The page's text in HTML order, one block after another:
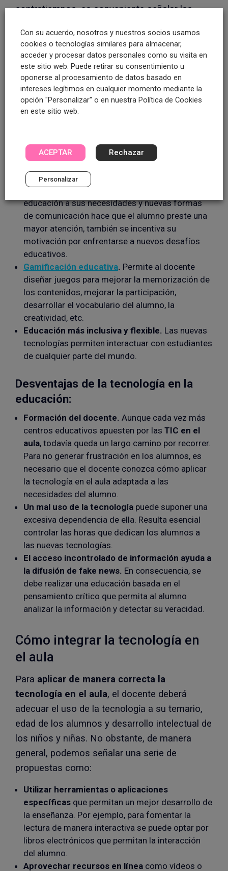
contratiempos, es conveniente señalar las
educación.
Ventajas de la tecnología en la
educación:
Acceso ilimitado a información.Tanto docentes
como alumnos podrán obtener la información
Genera autonomía.
El uso de aplicaciones
tecnológicas en el aula puede ayudar a despertar
la curiosidad del alumno fomentando la
búsqueda de información. Al adaptar la
educación a sus necesidades y nuevas formas
de comunicación hace que el alumno preste una
mayor atención, también se incentiva su
motivación por enfrentarse a nuevos desafíos
educativos.
Gamificación educativa. Permite al docente
diseñar juegos para mejorar la memorización de
los contenidos, mejorar la participación,
desarrollar el vocabulario del alumno, la
creatividad, etc.
Educación más inclusiva y flexible. Las nuevas
tecnologías permiten interactuar con estudiantes
de cualquier parte del mundo.
Desventajas de la tecnología en la
educación:
Formación del docente. Aunque cada vez más
centros educativos apuesten por las TIC en el
aula, todavía queda un largo camino por recorrer.
Para no generar frustración en los alumnos, es
necesario que el docente conozca cómo aplicar
la tecnología en el aula adaptada a las
necesidades del alumno.
Un mal uso de la tecnología puede suponer una
excesiva dependencia de ella. Resulta esencial
controlar las horas que dedican los alumnos a
las nuevas tecnologías.
El acceso incontrolado de información ayuda a
la difusión de fake news. En consecuencia, se
debe realizar una educación basada en el
pensamiento crítico que permita al alumno
analizar la información y detectar su veracidad.
Cómo integrar la tecnología en
el aula
Para aplicar de manera correcta la
tecnología en el aula, el docente deberá
adecuar el uso de la tecnología a su temario,
edad de los alumnos y desarrollo intelectual de
los niños y niñas. No obstante, de manera
general, podemos señalar una serie de
propuestas como:
Utilizar herramientas o aplicaciones
específicas que permitan un mejor desarrollo de
la enseñanza. Por ejemplo, para fomentar la
lectura de manera interactiva se puede optar por
libros electrónicos que permitan la interacción
del alumno.
Aprovechar recursos en línea como vídeos o
Con su acuerdo, nosotros y nuestros socios usamos
cookies o tecnologías similares para almacenar,
acceder y procesar datos personales como su visita en
este sitio web. Puede retirar su consentimiento u
oponerse al procesamiento de datos basado en
intereses legítimos en cualquier momento mediante la
opción "Personalizar" o en nuestra Política de Cookies
en este sitio web.
ACEPTAR Rechazar
Personalizar